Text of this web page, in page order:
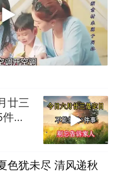
廿三
件
色犹未尽 清风递秋